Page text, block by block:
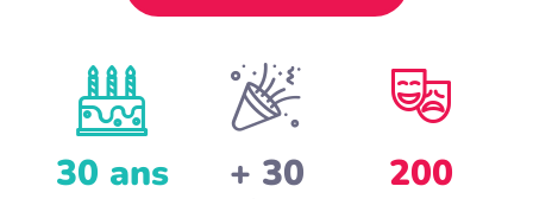
30 ans + 30 200